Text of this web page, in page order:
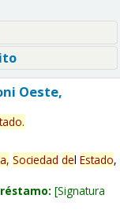
Oeste,
.
Sociedad del Estado,
Signatura